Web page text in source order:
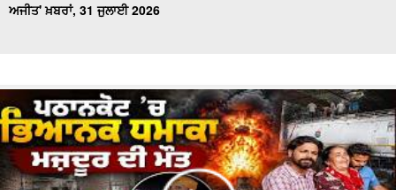
ਅਜੀਤ' ਖ਼ਬਰਾਂ, 31 ਜੁਲਾਈ 2026